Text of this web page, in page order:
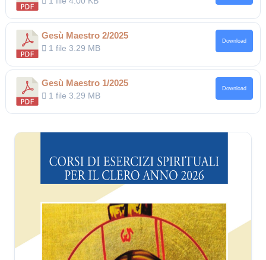
Gesù Maestro 2/2025
1 file3.29 MB
Download
Gesù Maestro 1/2025
1 file3.29 MB
Download